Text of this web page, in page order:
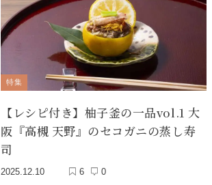
特集
【レシピ付き】柚子釜の一品vol.1 大
阪『高槻 天野』のセコガニの蒸し寿
司
2025.12.10 6 0